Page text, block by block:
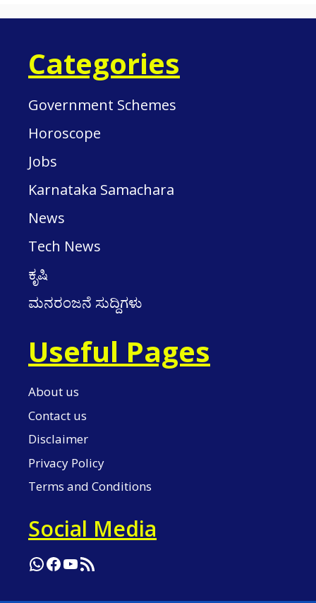
Categories
Government Schemes
Horoscope
Jobs
Karnataka Samachara
News
Tech News
ಕೃಷಿ
ಮನರಂಜನೆ ಸುದ್ದಿಗಳು
Useful Pages
About us
Contact us
Disclaimer
Privacy Policy
Terms and Conditions
Social Media
WhatsApp
Facebook
YouTube
RSS Feed